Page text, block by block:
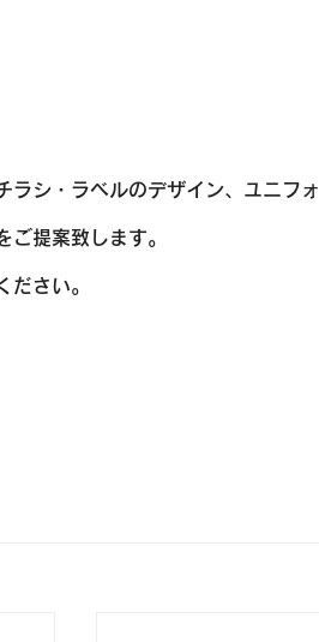
ラシ・ラベルのデザイン、ユニフォ
提案致します。
ださい。